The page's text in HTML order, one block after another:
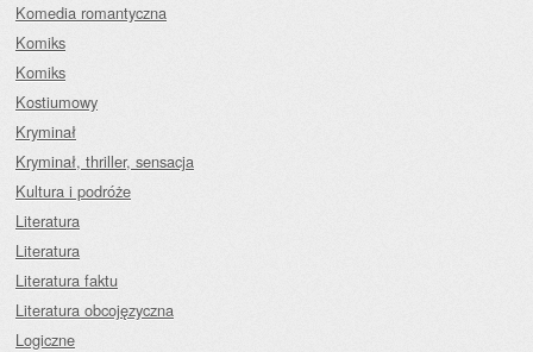
Komedia romantyczna
Komiks
Komiks
Kostiumowy
Kryminał
Kryminał, thriller, sensacja
Kultura i podróże
Literatura
Literatura
Literatura faktu
Literatura obcojęzyczna
Logiczne